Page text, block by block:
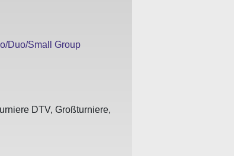
Duo/Small Group
DTV, Großturniere,